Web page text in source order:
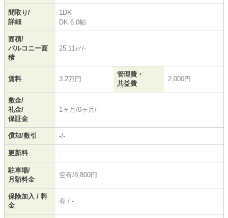
間取り/
詳細
1DK
DK 6.0帖
面積/
バルコニー面
積
25.11㎡/-
賃料 3.2万円
管理費・
共益費
2,000円
敷金/
礼金/
保証金
1ヶ月/0ヶ月/-
償却/敷引 -/-
更新料 -
駐車場/
月額料金
空有/8,800円
保険加入 / 料
金
有 / -